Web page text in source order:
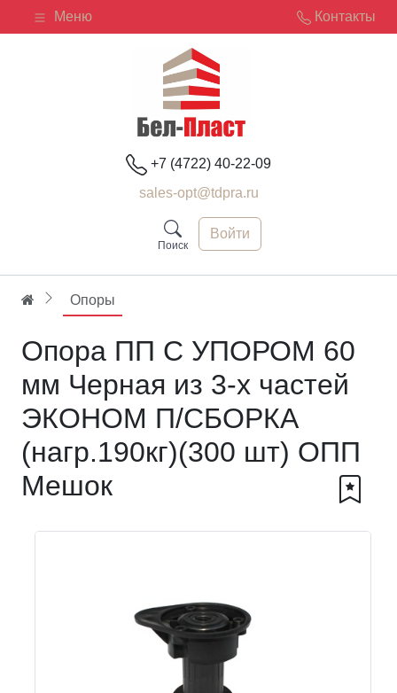
Меню Контакты
+7 (4722) 40-22-09
sales-opt@tdpra.ru
Поиск
Войти
Опоры
Опора ПП С УПОРОМ 60
мм Черная из 3-х частей
ЭКОНОМ П/СБОРКА
(нагр.190кг)(300 шт) ОПП
Мешок